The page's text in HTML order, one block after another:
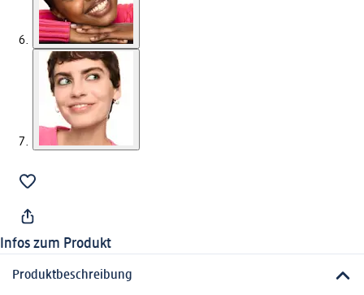
Infos zum Produkt
Produktbeschreibung